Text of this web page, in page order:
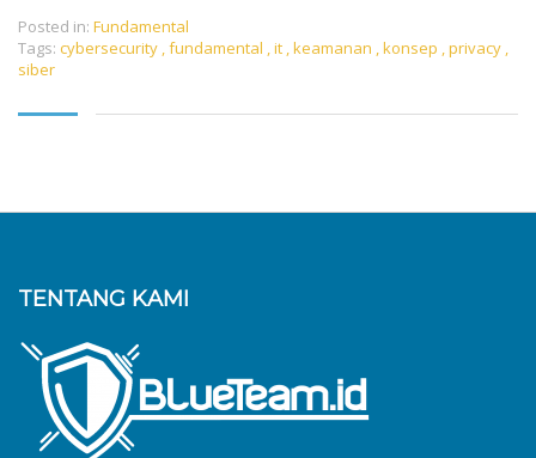
Posted in: Fundamental
Tags: cybersecurity ,fundamental ,it ,keamanan ,konsep ,privacy ,
siber
TENTANG KAMI